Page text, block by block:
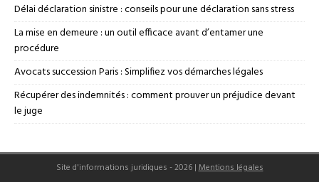
Délai déclaration sinistre : conseils pour une déclaration sans stress
La mise en demeure : un outil efficace avant d’entamer une
procédure
Avocats succession Paris : Simplifiez vos démarches légales
Récupérer des indemnités : comment prouver un préjudice devant
le juge
Site d'informations juridiques - 2026 |Mentions légales